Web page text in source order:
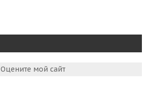
Оцените мой сайт